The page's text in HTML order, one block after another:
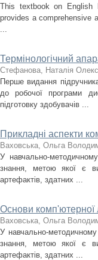
This textbook on English
provides a comprehensive
...
Термінологічний
Стефанова, Наталія
Перше видання
до робочої програми
підготовку здобувачів ...
Прикладні аспекти
Ваховська, Ольга
У навчально-методичному
знання, метою якої є
артефактів, здатних ...
Основи комп'ютерної
Ваховська, Ольга
У навчально-методичному
знання, метою якої є
артефактів, здатних ...